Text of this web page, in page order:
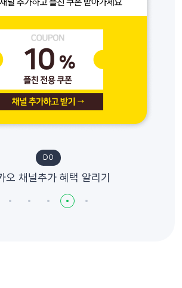
DO
오 채널추가 혜택 알리기